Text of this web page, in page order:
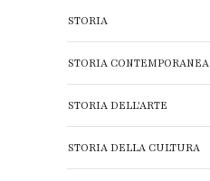
STORIA
STORIA CONTEMPORANEA
STORIA DELL'ARTE
STORIA DELLA CULTURA